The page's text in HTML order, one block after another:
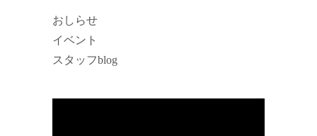
おしらせ
イベント
スタッフblog